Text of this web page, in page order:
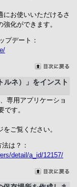
にお使いいただけるさ
化ができます。
プデート：
ネ）」をインスト
専用アプリケーショ
す。
ご覧ください。
は？：
detail/a_id/12157/